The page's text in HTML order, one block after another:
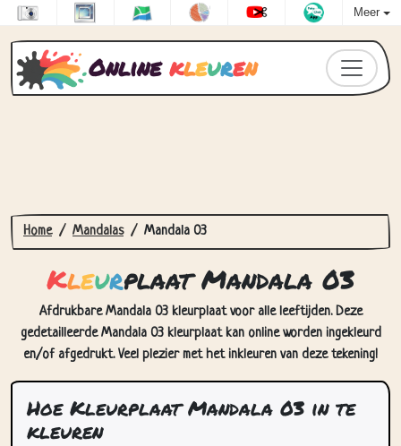
Meer
Online kleuren
Home Mandalas Mandala 03
Kleurplaat Mandala 03
Afdrukbare Mandala 03 kleurplaat voor alle leeftijden. Deze
gedetailleerde Mandala 03 kleurplaat kan online worden ingekleurd
en/of afgedrukt. Veel plezier met het inkleuren van deze tekening!
Hoe Kleurplaat Mandala 03 in te
kleuren